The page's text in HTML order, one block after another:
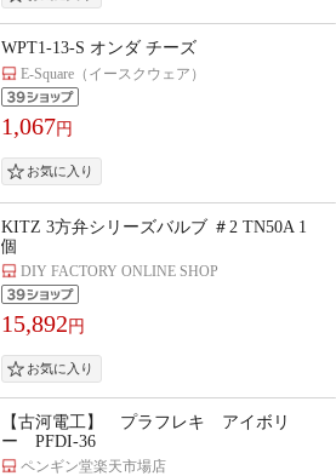
WPT1-13-S オンダ チーズ
E-Square（イースクウェア）
1,067円
KITZ 3方弁シリーズバルブ ＃2 TN50A 1
個
DIY FACTORY ONLINE SHOP
15,892 円
【古河電工】 プラフレキ アイボリ
ー PFDI-36
ペンギン堂楽天市場店